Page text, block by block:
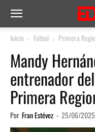
Inicio Fútbol Primera
Mandy
entrenador
Primera
Por Fran Estévez - 25/06/2025